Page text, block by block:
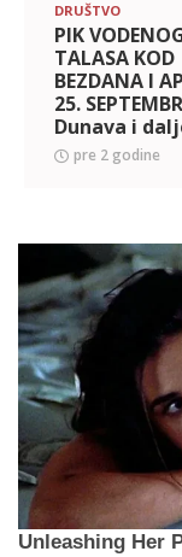
DRUŠTVO
PIK
TALASA KOD
BEZDANA I
25.
Dunava i
raste, RHMZ
upozorava
pre 2 godine